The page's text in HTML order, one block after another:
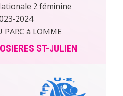
2 féminine
2024
PARC à LOMME
ST-JULIEN